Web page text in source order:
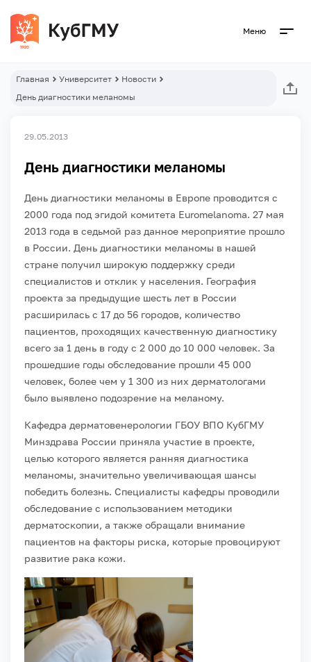
Меню
Главная Университет
Новости
День диагностики меланомы
29.05.2013
День диагностики меланомы
День диагностики меланомы в Европе проводится с
2000 года под эгидой комитета Euromelanoma. 27 мая
2013 года в седьмой раз данное мероприятие прошло
в России. День диагностики меланомы в нашей
стране получил широкую поддержку среди
специалистов и отклик у населения. География
проекта за предыдущие шесть лет в России
расширилась с 17 до 56 городов, количество
пациентов, проходящих качественную диагностику
всего за 1 день в году с 2 000 до 10 000 человек. За
прошедшие годы обследование прошли 45 000
человек, более чем у 1 300 из них дерматологами
было выявлено подозрение на меланому.
Кафедра дерматовенерологии ГБОУ ВПО КубГМУ
Минздрава России приняла участие в проекте,
целью которого является ранняя диагностика
меланомы, значительно увеличивающая шансы
победить болезнь. Специалисты кафедры проводили
обследование с использованием методики
дерматоскопии, а также обращали внимание
пациентов на факторы риска, которые провоцируют
развитие рака кожи.